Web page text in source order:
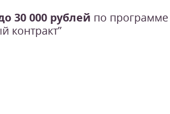
30 000 рублей по программе
контракт”